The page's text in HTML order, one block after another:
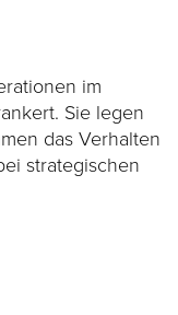
im
Sie legen
das Verhalten
strategischen